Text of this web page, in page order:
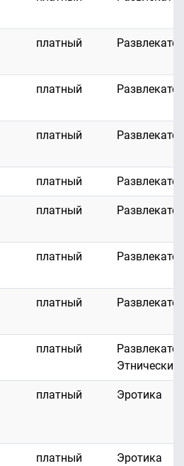
платный
платный
платный
платный
платный
платный
платный
платный
Этнические
платный Эротика
платный Эротика